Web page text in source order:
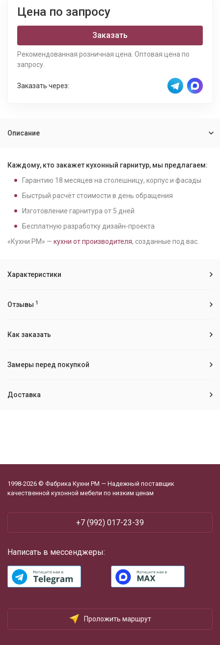
Цена по запросу
Заказать
Рекомендованная розничная цена. Оптовая цена по
запросу.
Заказать через:
Описание
Каждому, кто закажет кухонный гарнитур, мы предлагаем:
Гарантию 18 месяцев на столешницу, корпус и фасады
Быстрый расчёт стоимости в день обращения
Изготовление гарнитура от 5 дней
Бесплатную разработку дизайн-проекта
«Кухни РМ» — кухни от производителя, созданные под вас.
Характеристики
Отзывы 1
Как заказать
Замеры перед покупкой
Доставка
1998-2026 © Фабрика Кухни РМ — Надежный поставщик
качественной кухонной мебели по низким ценам
+7 (992) 017-23-39
Написать в мессенджеры:
Проложить маршрут